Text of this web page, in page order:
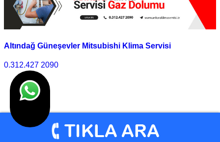
Altındağ Güneşevler Mitsubishi Klima Servisi
0.312.427 2090
1
2
>>
© Klima Servisi Ankara 2010 - 2025 I Tasarım